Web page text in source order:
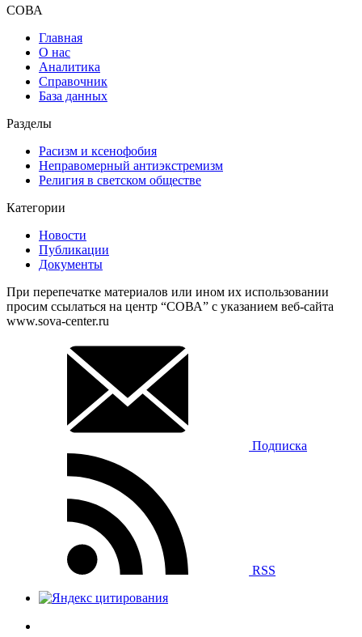
СОВА
Главная
О нас
Аналитика
Справочник
База данных
Разделы
Расизм и ксенофобия
Неправомерный антиэкстремизм
Религия в светском обществе
Категории
Новости
Публикации
Документы
При перепечатке материалов или ином их использовании
просим ссылаться на центр “СОВА” с указанием веб-сайта
www.sova-center.ru
Подписка
RSS